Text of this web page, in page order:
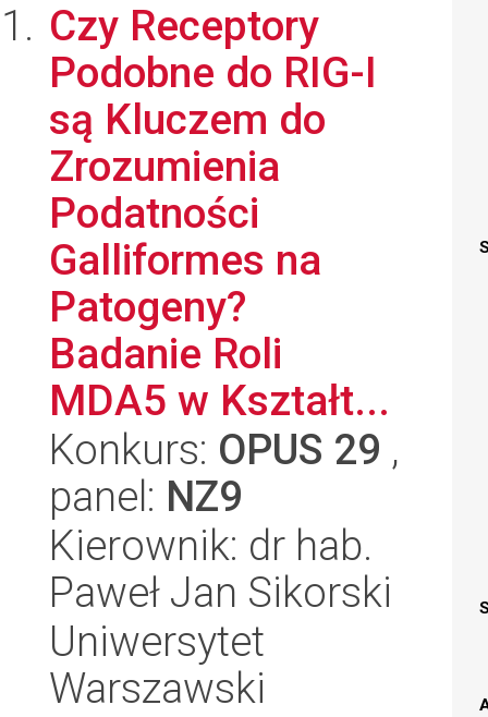
Czy Receptory
Podobne do RIG-I
są Kluczem do
Zrozumienia
Podatności
Galliformes na
Patogeny?
Badanie Roli
MDA5 w Kształt...
Konkurs: OPUS 29 ,
panel: NZ9
Kierownik: dr hab.
Paweł Jan Sikorski
Uniwersytet
Warszawski